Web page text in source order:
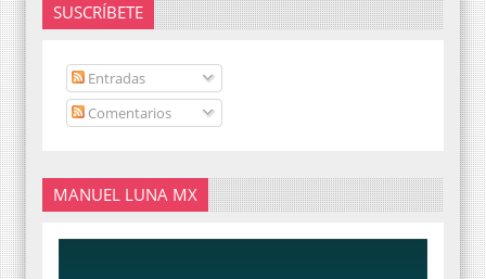
SUSCRÍBETE
Entradas
Comentarios
MANUEL LUNA MX